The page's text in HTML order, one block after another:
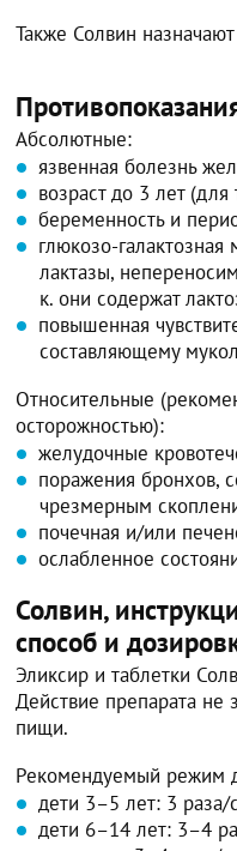
Также Солвин
Абсолютные:
язвенная болезнь
возраст до 3 лет (для
беременность и
глюкозо-
лактазы,
к. они содержат
повышенная
составляющему
Относительные
осторожностью):
желудочные
поражения бронхов,
чрезмерным
почечная и/или
ослабленное
Солвин,
способ и
Эликсир и таблетки
Действие препарата не
пищи.
Рекомендуемый режим
дети 3–5 лет: 3
дети 6–14 лет: 3–4